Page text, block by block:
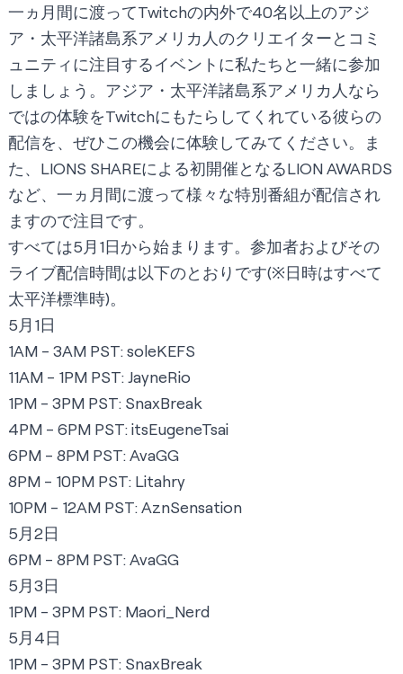
一ヵ月間に渡ってTwitchの内外で40名以上のアジ
ア・太平洋諸島系アメリカ人のクリエイターとコミ
ュニティに注目するイベントに私たちと一緒に参加
しましょう。アジア・太平洋諸島系アメリカ人なら
ではの体験をTwitchにもたらしてくれている彼らの
配信を、ぜひこの機会に体験してみてください。ま
た、LIONS SHAREによる初開催となるLION AWARDS
など、一ヵ月間に渡って様々な特別番組が配信され
ますので注目です。
すべては5月1日から始まります。参加者およびその
ライブ配信時間は以下のとおりです(※日時はすべて
太平洋標準時)。
5月1日
1AM - 3AM PST:soleKEFS
11AM - 1PM PST:JayneRio
1PM - 3PM PST: SnaxBreak
4PM - 6PM PST:itsEugeneTsai
6PM - 8PM PST:AvaGG
8PM - 10PM PST: Litahry
10PM - 12AM PST:AznSensation
5月2日
6PM - 8PM PST:AvaGG
5月3日
1PM - 3PM PST: Maori_Nerd
5月4日
1PM - 3PM PST: SnaxBreak